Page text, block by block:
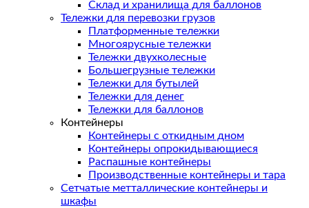
Склад и хранилища для баллонов
Тележки для перевозки грузов
Платформенные тележки
Многоярусные тележки
Тележки двухколесные
Большегрузные тележки
Тележки для бутылей
Тележки для денег
Тележки для баллонов
Контейнеры
Контейнеры с откидным дном
Контейнеры опрокидывающиеся
Распашные контейнеры
Производственные контейнеры и тара
Сетчатые метталлические контейнеры и
шкафы